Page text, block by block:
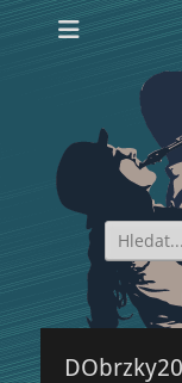
Search
for: